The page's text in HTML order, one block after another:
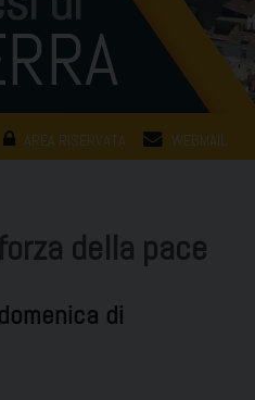
AREA RISERVATA WEBMAIL
della pace
di